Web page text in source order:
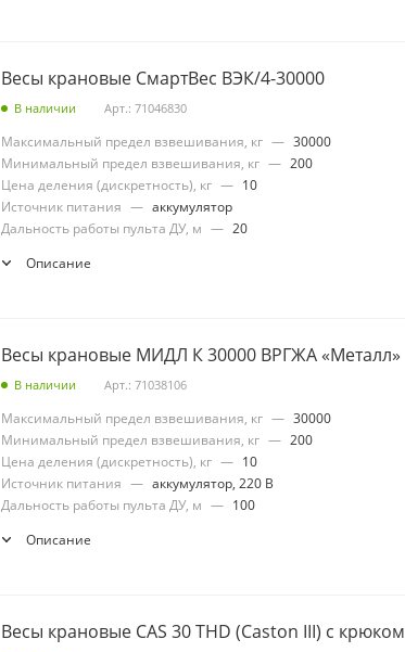
Весы крановые СмартВес ВЭК/4-30000
В наличии Арт.: 71046830
Максимальный предел взвешивания, кг — 30000
Минимальный предел взвешивания, кг — 200
Цена деления (дискретность), кг — 10
Источник питания — аккумулятор
Дальность работы пульта ДУ, м — 20
Описание
Весы крановые МИДЛ К 30000 ВРГЖА «Металл»
В наличии Арт.: 71038106
Максимальный предел взвешивания, кг — 30000
Минимальный предел взвешивания, кг — 200
Цена деления (дискретность), кг — 10
Источник питания — аккумулятор, 220 В
Дальность работы пульта ДУ, м — 100
Описание
Весы крановые CAS 30 THD (Caston III) с крюком